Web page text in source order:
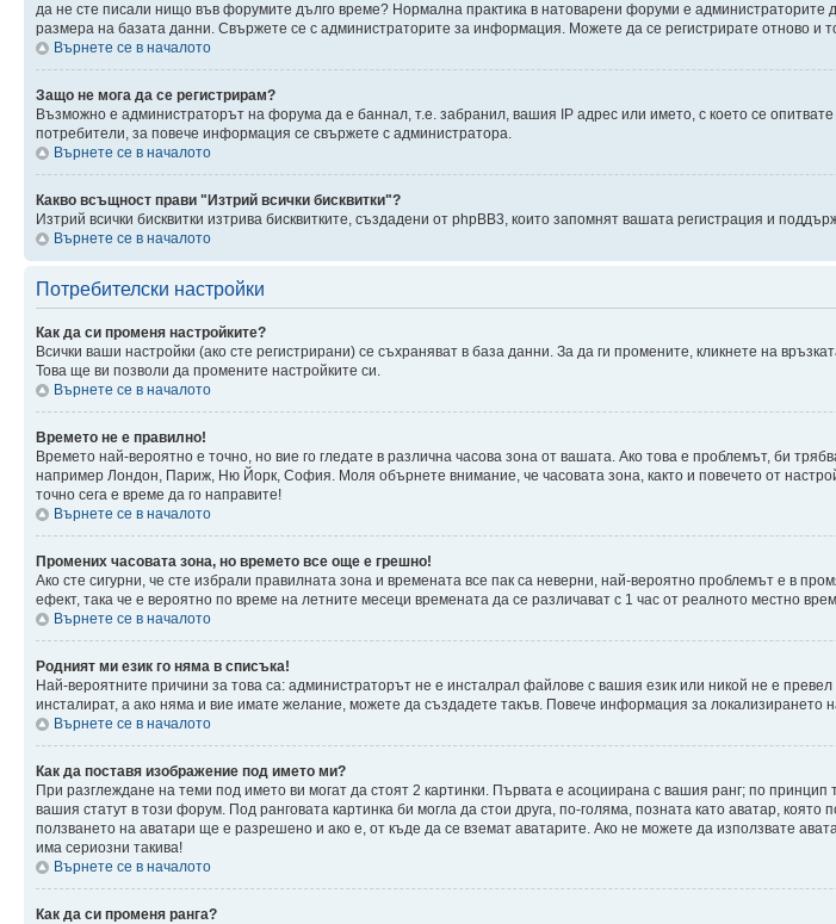
да не сте писали нищо във форумите дълго време? Нормална практика в натоварени форуми е
размера на базата данни. Свържете се с администраторите за информация. Можете да се регистрирате отново и
Върнете се в началото
Защо не мога да се регистрирам?
Възможно е администраторът на форума да е баннал, т.е. забранил, вашия IP адрес или името, с което се
потребители, за повече информация се свържете с администратора.
Върнете се в началото
Какво всъщност прави "Изтрий всички бисквитки"?
Изтрий всички бисквитки изтрива бисквитките, създадени от phpBB3, които запомнят вашата регистрация и
Върнете се в началото
Потребителски настройки
Как да си променя настройките?
Всички ваши настройки (ако сте регистрирани) се съхраняват в база данни. За да ги промените, кликнете на
Това ще ви позволи да промените настройките си.
Върнете се в началото
Времето не е правилно!
Времето най-вероятно е точно, но вие го гледате в различна часова зона от вашата. Ако това е проблемът, би
например Лондон, Париж, Ню Йорк, София. Моля обърнете внимание, че часовата зона, както и повечето от
точно сега е време да го направите!
Върнете се в началото
Промених часовата зона, но времето все още е грешно!
Ако сте сигурни, че сте избрали правилната зона и времената все пак са неверни, най-вероятно проблемът е в
ефект, така че е вероятно по време на летните месеци времената да се различават с 1 час от реалното местно
Върнете се в началото
Родният ми език го няма в списъка!
Най-вероятните причини за това са: администраторът не е инсталрал файлове с вашия език или никой не е
инсталират, а ако няма и вие имате желание, можете да създадете такъв. Повече информация за
Върнете се в началото
Как да поставя изображение под името ми?
При разглеждане на теми под името ви могат да стоят 2 картинки. Първата е асоциирана с вашия ранг; по
вашия статут в този форум. Под ранговата картинка би могла да стои друга, по-голяма, позната като аватар,
ползването на аватари ще е разрешено и ако е, от къде да се вземат аватарите. Ако не можете да използвате
има сериозни такива!
Върнете се в началото
Как да си променя ранга?